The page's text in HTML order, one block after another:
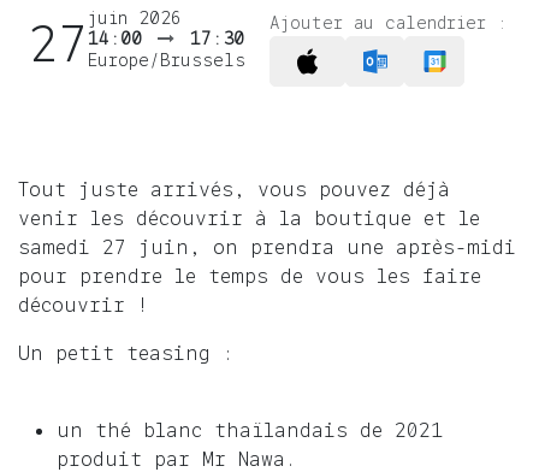
27 juin 2026
14:00
17:30
Europe/Brussels
Ajouter au calendrier :
Tout juste arrivés, vous pouvez déjà
venir les découvrir à la boutique et le
samedi 27 juin, on prendra une après-midi
pour prendre le temps de vous les faire
découvrir !
Un petit teasing :
un thé blanc thaïlandais de 2021
produit par Mr Nawa.